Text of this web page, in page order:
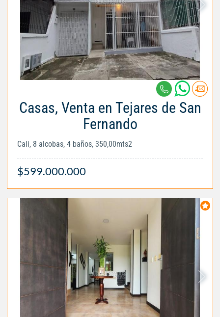
Casas, Venta en Tejares de San
Fernando
Cali, 8 alcobas, 4 baños, 350,00mts2
$599.000.000